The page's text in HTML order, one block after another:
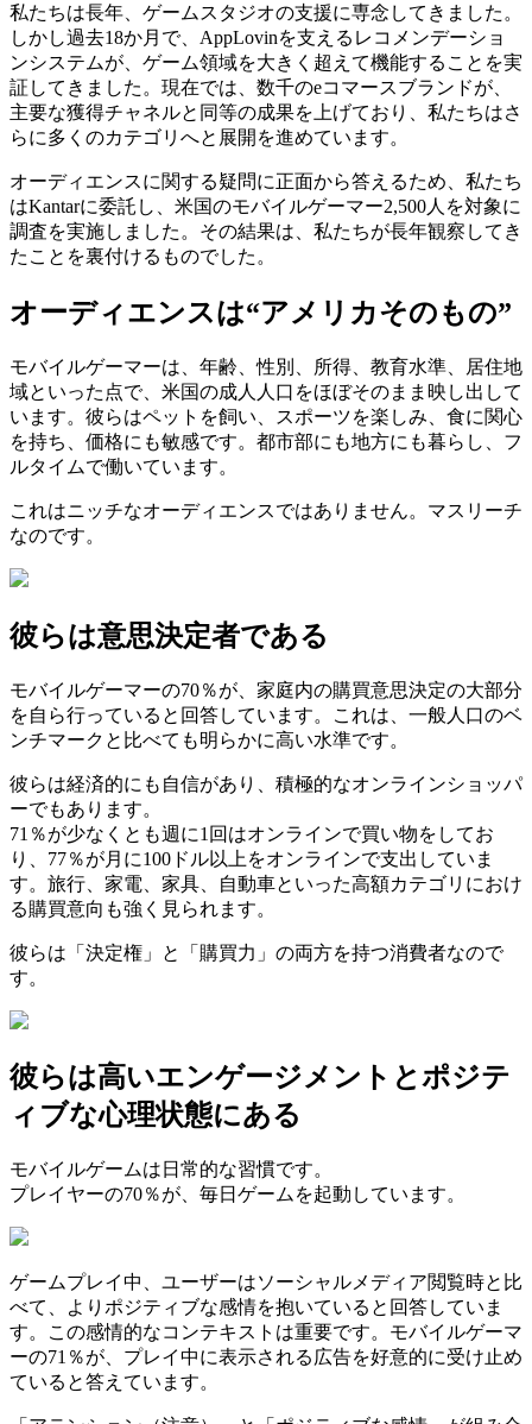
私たちは長年、ゲームスタジオの支援に専念してきました。
しかし過去18か月で、AppLovinを支えるレコメンデーショ
ンシステムが、ゲーム領域を大きく超えて機能することを実
証してきました。現在では、数千のeコマースブランドが、
主要な獲得チャネルと同等の成果を上げており、私たちはさ
らに多くのカテゴリへと展開を進めています。
オーディエンスに関する疑問に正面から答えるため、私たち
はKantarに委託し、米国のモバイルゲーマー2,500人を対象に
調査を実施しました。その結果は、私たちが長年観察してき
たことを裏付けるものでした。
オーディエンスは“アメリカそのもの”
モバイルゲーマーは、年齢、性別、所得、教育水準、居住地
域といった点で、米国の成人人口をほぼそのまま映し出して
います。彼らはペットを飼い、スポーツを楽しみ、食に関心
を持ち、価格にも敏感です。都市部にも地方にも暮らし、フ
ルタイムで働いています。
これはニッチなオーディエンスではありません。マスリーチ
なのです。
彼らは意思決定者である
モバイルゲーマーの70％が、家庭内の購買意思決定の大部分
を自ら行っていると回答しています。これは、一般人口のベ
ンチマークと比べても明らかに高い水準です。
彼らは経済的にも自信があり、積極的なオンラインショッパ
ーでもあります。
71％が少なくとも週に1回はオンラインで買い物をしてお
り、77％が月に100ドル以上をオンラインで支出していま
す。旅行、家電、家具、自動車といった高額カテゴリにおけ
る購買意向も強く見られます。
彼らは「決定権」と「購買力」の両方を持つ消費者なので
す。
彼らは高いエンゲージメントとポジテ
ィブな心理状態にある
モバイルゲームは日常的な習慣です。
プレイヤーの70％が、毎日ゲームを起動しています。
ゲームプレイ中、ユーザーはソーシャルメディア閲覧時と比
べて、よりポジティブな感情を抱いていると回答していま
す。この感情的なコンテキストは重要です。モバイルゲーマ
ーの71％が、プレイ中に表示される広告を好意的に受け止め
ていると答えています。